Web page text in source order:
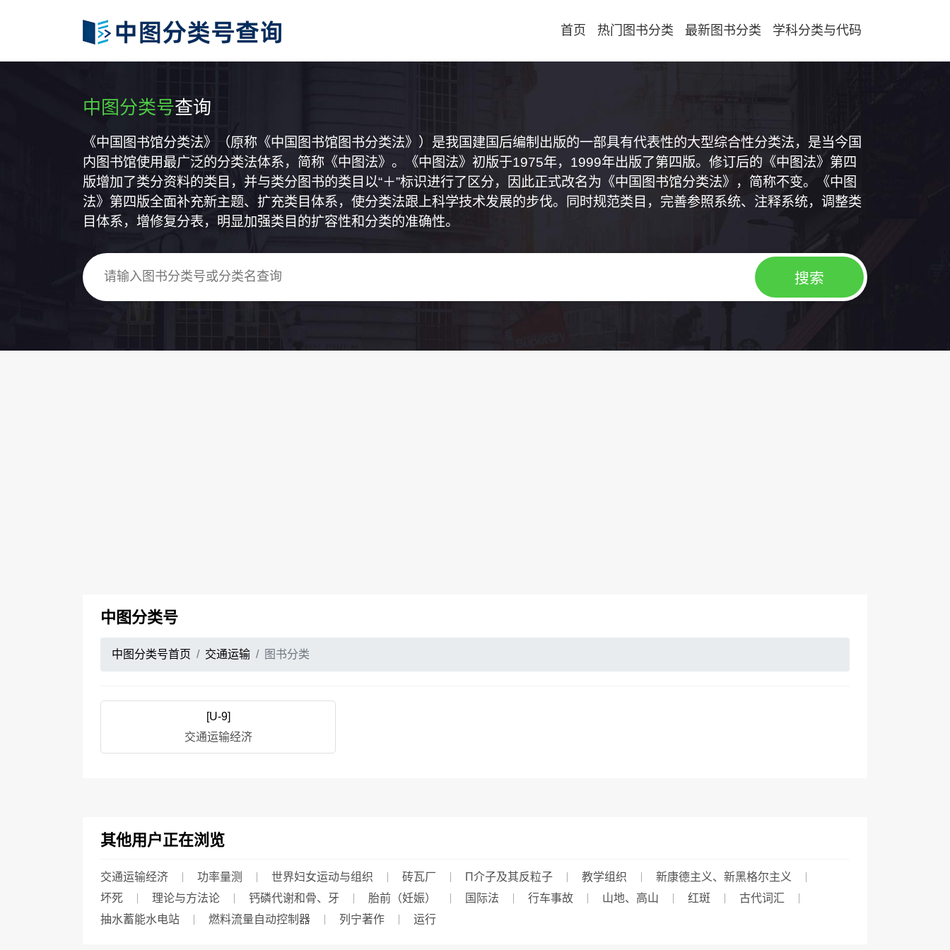
首页 热门图书分类 最新图书分类 学科分类与代码
中图分类号查询
《中国图书馆分类法》（原称《中国图书馆图书分类法》）是我国建国后编制出版的一部具有代表性的大型综合性分类法，是当今国
内图书馆使用最广泛的分类法体系，简称《中图法》。《中图法》初版于1975年，1999年出版了第四版。修订后的《中图法》第四
版增加了类分资料的类目，并与类分图书的类目以“＋”标识进行了区分，因此正式改名为《中国图书馆分类法》，简称不变。《中图
法》第四版全面补充新主题、扩充类目体系，使分类法跟上科学技术发展的步伐。同时规范类目，完善参照系统、注释系统，调整类
目体系，增修复分表，明显加强类目的扩容性和分类的准确性。
中图分类号
中图分类号首页 交通运输 图书分类
[U-9]
交通运输经济
其他用户正在浏览
交通运输经济 功率量测 世界妇女运动与组织 砖瓦厂 Π介子及其反粒子 教学组织
新康德主义、新黑格尔主义
坏死
理论与方法论 钙磷代谢和骨、牙 胎前（妊娠） 国际法 行车事故 山地、高山 红斑
古代词汇
抽水蓄能水电站
燃料流量自动控制器 列宁著作 运行